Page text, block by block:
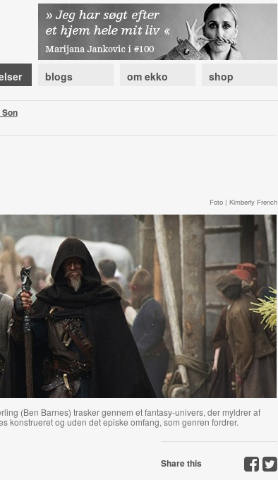
blogs om ekko shop
Foto | Kimberly French
(Ben Barnes) trasker gennem et fantasy-univers, der myldrer af
konstrueret og uden det episke omfang, som genren fordrer.
Share this